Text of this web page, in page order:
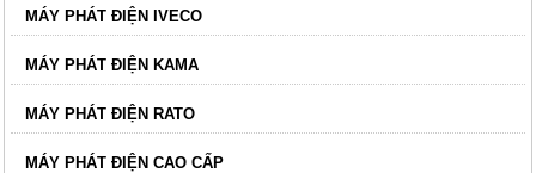
MÁY PHÁT ĐIỆN IVECO
MÁY PHÁT ĐIỆN KAMA
MÁY PHÁT ĐIỆN RATO
MÁY PHÁT ĐIỆN CAO CẤP